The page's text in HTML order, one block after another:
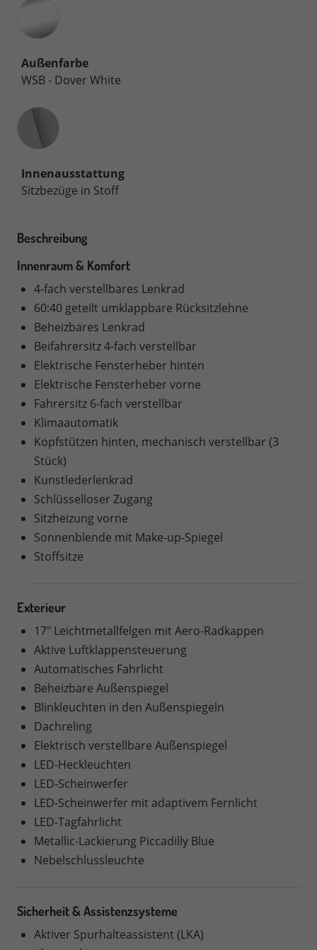
Außenfarbe
WSB - Dover White
Innenausstattung
Innenausstattung
Sitzbezüge in Stoff
Beschreibung
Innenraum & Komfort
4-fach verstellbares Lenkrad
60:40 geteilt umklappbare Rücksitzlehne
Beheizbares Lenkrad
Beifahrersitz 4-fach verstellbar
Elektrische Fensterheber hinten
Elektrische Fensterheber vorne
Fahrersitz 6-fach verstellbar
Klimaautomatik
Kopfstützen hinten, mechanisch verstellbar (3
Stück)
Kunstlederlenkrad
Schlüsselloser Zugang
Sitzheizung vorne
Sonnenblende mit Make-up-Spiegel
Stoffsitze
Exterieur
17" Leichtmetallfelgen mit Aero-Radkappen
Aktive Luftklappensteuerung
Automatisches Fahrlicht
Beheizbare Außenspiegel
Blinkleuchten in den Außenspiegeln
Dachreling
Elektrisch verstellbare Außenspiegel
LED-Heckleuchten
LED-Scheinwerfer
LED-Scheinwerfer mit adaptivem Fernlicht
LED-Tagfahrlicht
Metallic-Lackierung Piccadilly Blue
Nebelschlussleuchte
Sicherheit & Assistenzsysteme
Aktiver Spurhalteassistent (LKA)